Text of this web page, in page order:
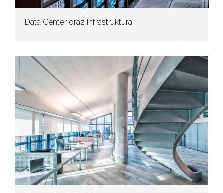
Data Center oraz infrastruktura IT